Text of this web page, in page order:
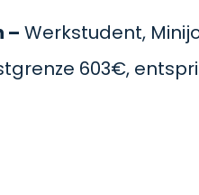
– Werkstudent,
603€,